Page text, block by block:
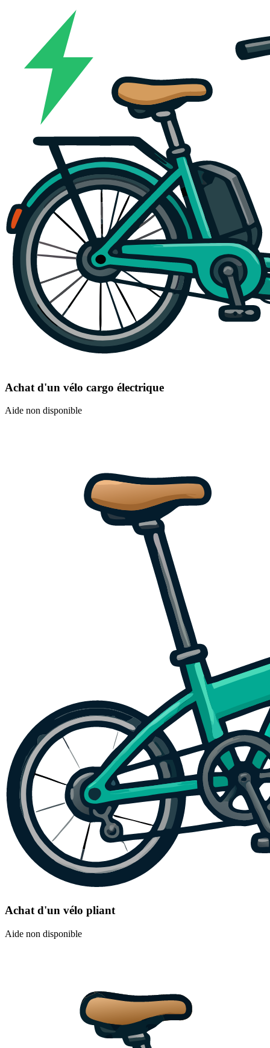
Achat d'un vélo cargo électrique
Aide non disponible
Achat d'un vélo pliant
Aide non disponible